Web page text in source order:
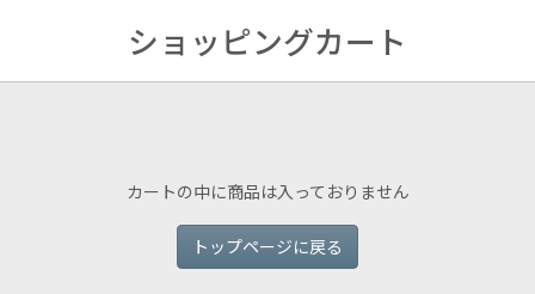
ショッピングカート
カートの中に商品は入っておりません
トップページに戻る